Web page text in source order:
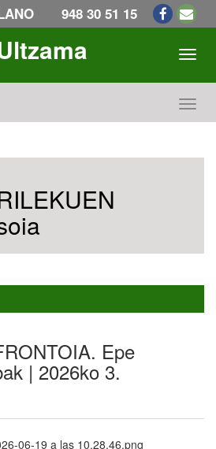
948 30 51 15
Epe
| 2026ko 3.